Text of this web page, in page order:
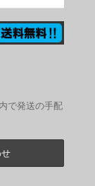
で発送の手配